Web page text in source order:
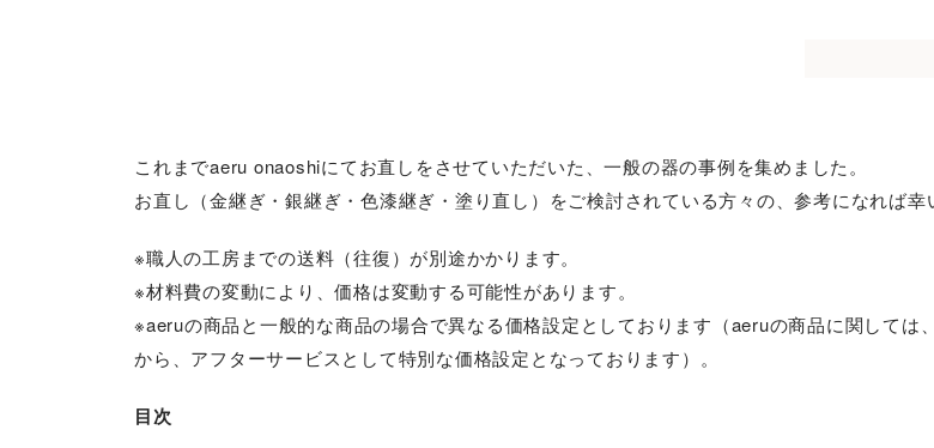
これまでaeru onaoshiにてお直しをさせていただいた、一般の器の事例を集めました。
お直し（金継ぎ・銀継ぎ・色漆継ぎ・塗り直し）をご検討されている方々の、参考になれば幸
※職人の工房までの送料（往復）が別途かかります。
※材料費の変動により、価格は変動する可能性があります。
※aeruの商品と一般的な商品の場合で異なる価格設定としております（aeruの商品に関して
から、アフターサービスとして特別な価格設定となっております）。
目次